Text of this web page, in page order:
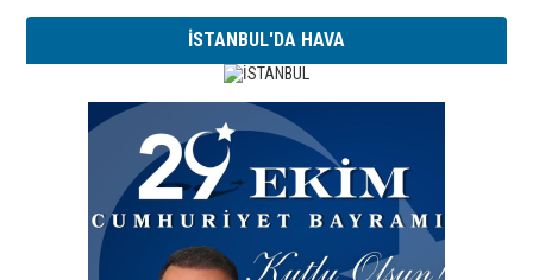
İSTANBUL'DA HAVA